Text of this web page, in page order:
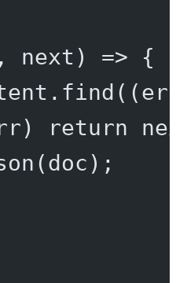
, next ) => {
find ((
return
(doc);